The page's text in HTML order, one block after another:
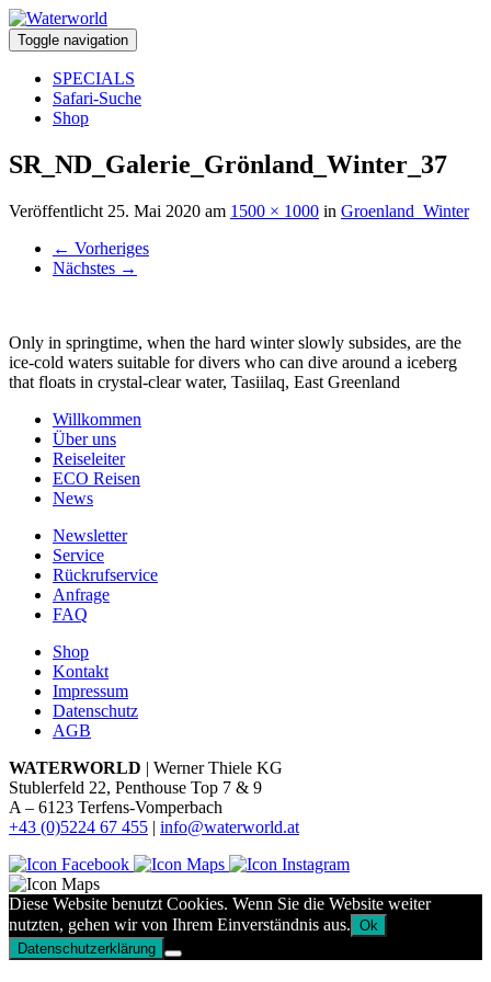
Toggle navigation
SPECIALS
Safari-Suche
Shop
SR_ND_Galerie_Grönland_Winter_37
Veröffentlicht 25. Mai 2020 am 1500 × 1000 in Groenland_Winter
← Vorheriges
Nächstes →
Only in springtime, when the hard winter slowly subsides, are the
ice-cold waters suitable for divers who can dive around a iceberg
that floats in crystal-clear water, Tasiilaq, East Greenland
Willkommen
Über uns
Reiseleiter
ECO Reisen
News
Newsletter
Service
Rückrufservice
Anfrage
FAQ
Shop
Kontakt
Impressum
Datenschutz
AGB
WATERWORLD | Werner Thiele KG
Stublerfeld 22, Penthouse Top 7 & 9
A – 6123 Terfens-Vomperbach
+43 (0)5224 67 455 | info@waterworld.at
Diese Website benutzt Cookies. Wenn Sie die Website weiter
nutzten, gehen wir von Ihrem Einverständnis aus. Ok
Datenschutzerklärung